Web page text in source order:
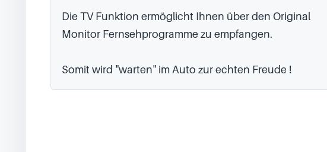
Die TV Funktion ermöglicht Ihnen über den Original
Monitor Fernsehprogramme zu empfangen.
Somit wird "warten" im Auto zur echten Freude !